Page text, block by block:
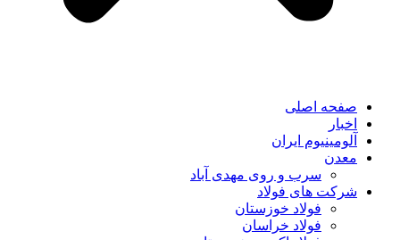
صفحه اصلی
اخبار
آلومینیوم ایران
معدن
سرب و روی مهدی آباد
شرکت های فولاد
فولاد خوزستان
فولاد خراسان